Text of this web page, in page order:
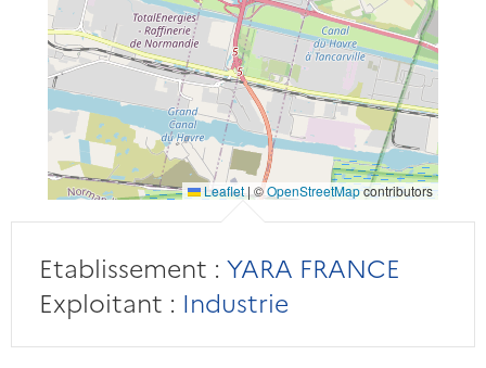
Leaflet |©OpenStreetMapcontributors
Etablissement : YARA FRANCE
Exploitant : Industrie